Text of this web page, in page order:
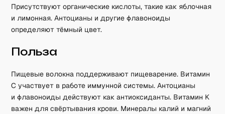
Присутствуют органические кислоты, такие как яблочная
и лимонная. Антоцианы и другие флавоноиды
определяют тёмный цвет.
Польза
Пищевые волокна поддерживают пищеварение. Витамин
C участвует в работе иммунной системы. Антоцианы
и флавоноиды действуют как антиоксиданты. Витамин K
важен для свёртывания крови. Минералы калий и магний